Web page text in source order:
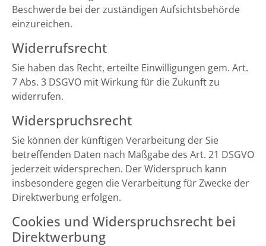
Beschwerde bei der zuständigen Aufsichtsbehörde
einzureichen.
Widerrufsrecht
Sie haben das Recht, erteilte Einwilligungen gem. Art.
7 Abs. 3 DSGVO mit Wirkung für die Zukunft zu
widerrufen.
Widerspruchsrecht
Sie können der künftigen Verarbeitung der Sie
betreffenden Daten nach Maßgabe des Art. 21 DSGVO
jederzeit widersprechen. Der Widerspruch kann
insbesondere gegen die Verarbeitung für Zwecke der
Direktwerbung erfolgen.
Cookies und Widerspruchsrecht bei
Direktwerbung